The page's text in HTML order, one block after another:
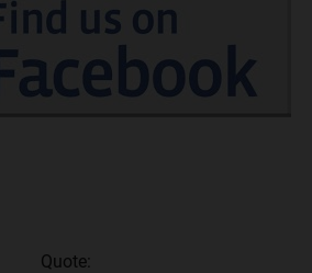
Quote: